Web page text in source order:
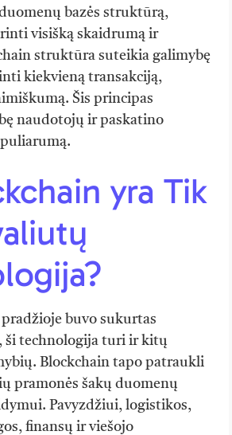
bazės struktūrą,
visišką skaidrumą ir
struktūra suteikia galimybę
kiekvieną transakciją,
Šis principas
naudotojų ir paskatino
yra Tik
buvo sukurtas
ši technologija turi ir kitų
Blockchain tapo patraukli
pramonės šakų duomenų
Pavyzdžiui, logistikos,
finansų ir viešojo